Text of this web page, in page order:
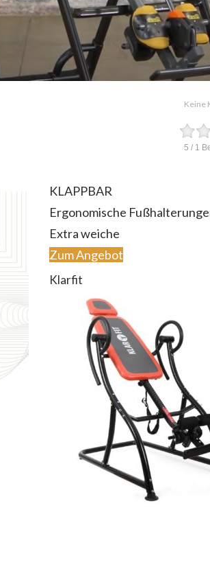
Keine
5 / 1
KLAPPBAR
Ergonomische
Extra weiche
Zum Angebot
Klarfit